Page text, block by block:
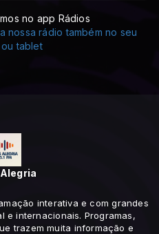
no app Rádios
interativa e com grandes
e internacionais. Programas,
trazem muita informação e